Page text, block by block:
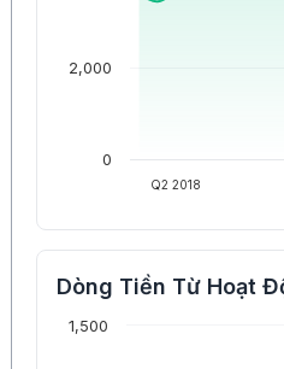
Q2 2018
0
2,000
Dòng Tiền Từ Hoạt
1,500